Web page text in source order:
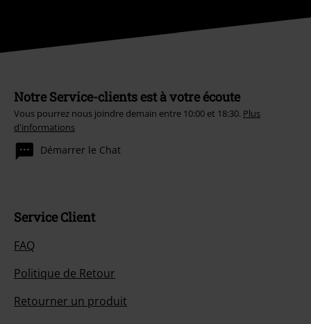
Notre Service-clients est à votre écoute
Vous pourrez nous joindre demain entre 10:00 et 18:30. Plus
d'informations
Démarrer le Chat
Service Client
FAQ
Politique de Retour
Retourner un produit